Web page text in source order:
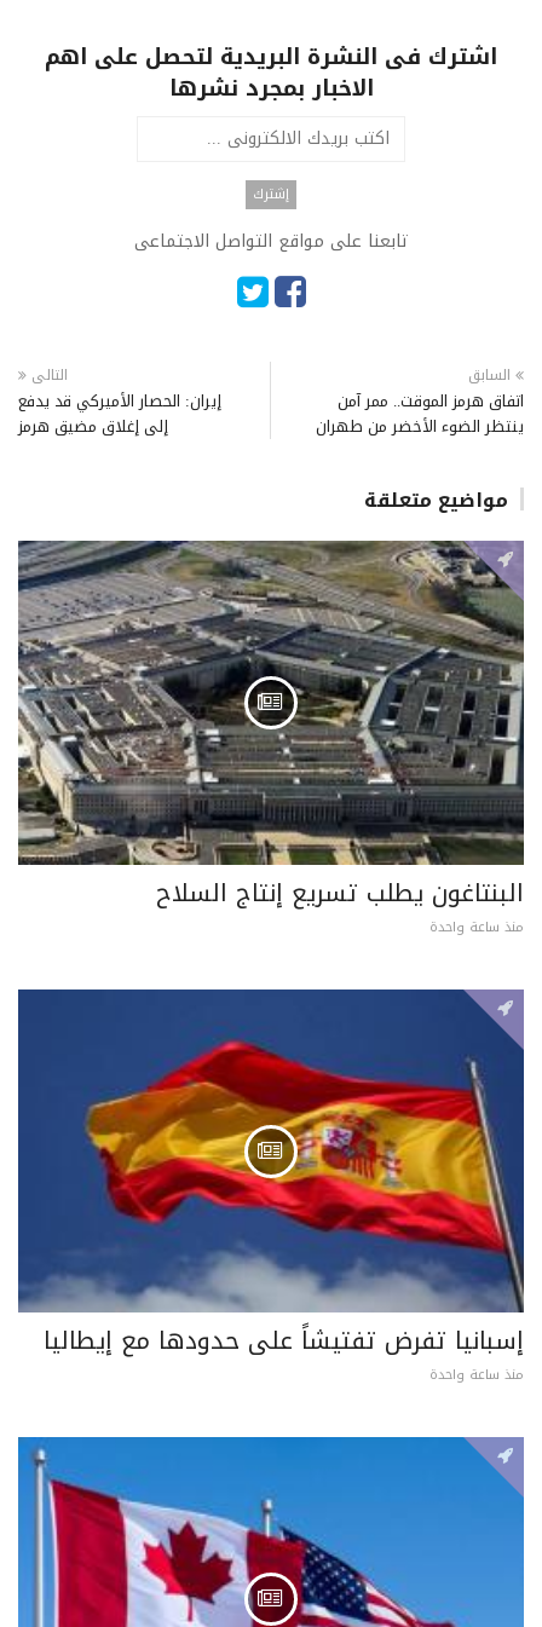
اشترك فى النشرة البريدية لتحصل على اهم
الاخبار بمجرد نشرها
تابعنا على مواقع التواصل الاجتماعى
السابق
اتفاق هرمز الموقت.. ممر آمن
ينتظر الضوء الأخضر من طهران
التالى
إيران: الحصار الأميركي قد يدفع
إلى إغلاق مضيق هرمز
مواضيع متعلقة
البنتاغون يطلب تسريع إنتاج السلاح
منذ ساعة واحدة
إسبانيا تفرض تفتيشاً على حدودها مع إيطاليا
منذ ساعة واحدة